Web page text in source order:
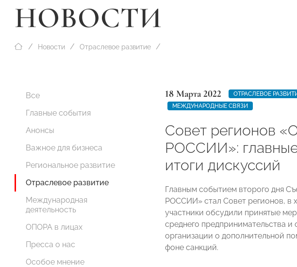
НОВОСТИ
Новости Отраслевое развитие
Все
Главные события
Анонсы
Важное для бизнеса
Региональное развитие
Отраслевое развитие
Международная
деятельность
ОПОРА в лицах
Пресса о нас
Особое мнение
18 Марта 2022
ОТРАСЛЕВОЕ
МЕЖДУНАРОДНЫЕ СВЯЗИ
Совет регионов
РОССИИ»:
итоги дискуссий
Главным событием второго дня
РОССИИ» стал Совет регионов, в
участники обсудили принятые
среднего предпринимательства и
организации о дополнительной
фоне санкций.